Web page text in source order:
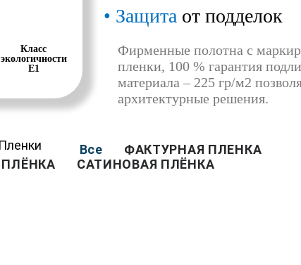
Класс
экологичности
Е1
Защита от подделок
Фирменные полотна с
пленки, 100 % гарантия
материала – 225 гр/м2
архитектурные решения.
Все
ФАКТУРНАЯ ПЛЕНКА
САТИНОВАЯ ПЛЁНКА